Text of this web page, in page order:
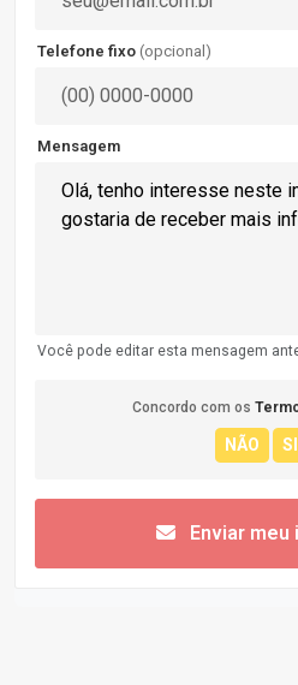
Telefone fixo (opcional)
Mensagem
Você pode editar esta mensagem
Concordo com os
Enviar